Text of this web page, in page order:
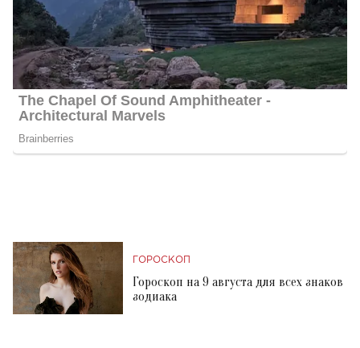
ГОРОСКОП
Гороскоп на 9 августа для всех знаков
зодиака